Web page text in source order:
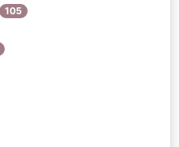
105